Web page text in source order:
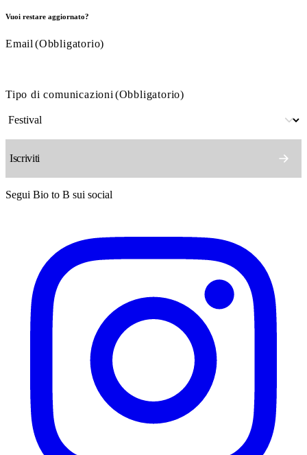
Vuoi restare aggiornato?
Email (Obbligatorio)
Tipo di comunicazioni (Obbligatorio)
Segui Bio to B sui social